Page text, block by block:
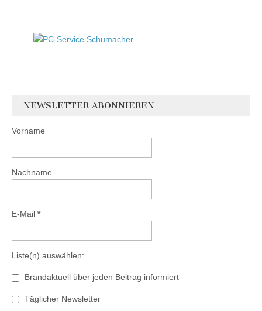
NEWSLETTER ABONNIEREN
Vorname
Nachname
E-Mail *
Liste(n) auswählen:
Brandaktuell über jeden Beitrag informiert
Täglicher Newsletter